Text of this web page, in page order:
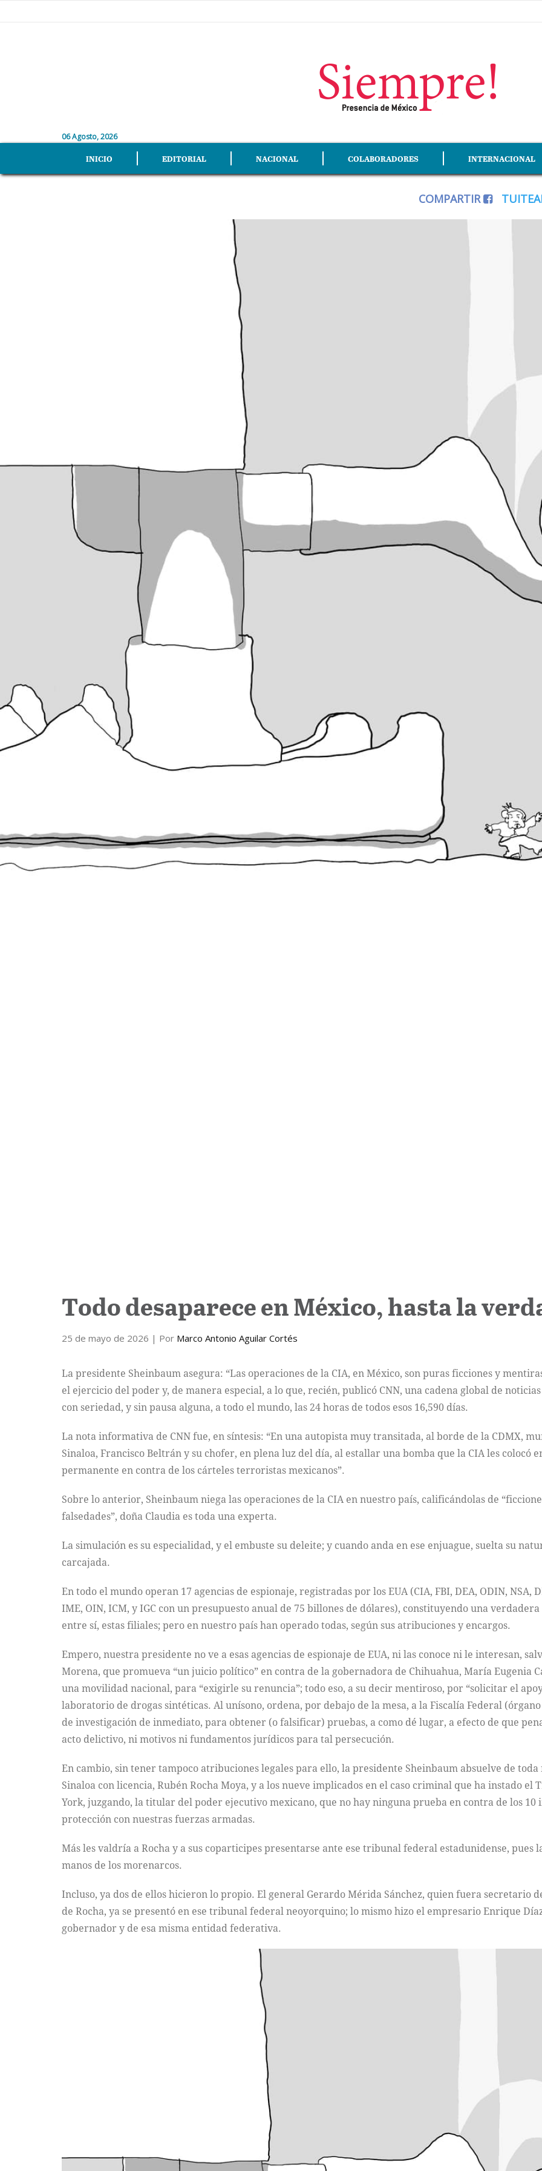
06 Agosto, 2026
INICIO EDITORIAL NACIONAL COLABORADORES INTERNACIONAL
COMPARTIR
Todo desaparece en México, hasta la
25 de mayo de 2026 | Por Marco Antonio Aguilar Cortés
La presidente Sheinbaum asegura: “Las operaciones de la CIA, en México, son puras ficciones y
el ejercicio del poder y, de manera especial, a lo que, recién, publicó CNN, una cadena global de
con seriedad, y sin pausa alguna, a todo el mundo, las 24 horas de todos esos 16,590 días.
La nota informativa de CNN fue, en síntesis: “En una autopista muy transitada, al borde de la CDMX,
Sinaloa, Francisco Beltrán y su chofer, en plena luz del día, al estallar una bomba que la CIA les colocó
permanente en contra de los cárteles terroristas mexicanos”.
Sobre lo anterior, Sheinbaum niega las operaciones de la CIA en nuestro país, calificándolas de
falsedades”, doña Claudia es toda una experta.
La simulación es su especialidad, y el embuste su deleite; y cuando anda en ese enjuague, suelta su
carcajada.
En todo el mundo operan 17 agencias de espionaje, registradas por los EUA (CIA, FBI, DEA, ODIN, NSA,
IME, OIN, ICM, y IGC con un presupuesto anual de 75 billones de dólares), constituyendo una
entre sí, estas filiales; pero en nuestro país han operado todas, según sus atribuciones y encargos.
Empero, nuestra presidente no ve a esas agencias de espionaje de EUA, ni las conoce ni le interesan,
Morena, que promueva “un juicio político” en contra de la gobernadora de Chihuahua, María Eugenia
una movilidad nacional, para “exigirle su renuncia”; todo eso, a su decir mentiroso, por “solicitar el
laboratorio de drogas sintéticas. Al unísono, ordena, por debajo de la mesa, a la Fiscalía Federal
de investigación de inmediato, para obtener (o falsificar) pruebas, a como dé lugar, a efecto de que
acto delictivo, ni motivos ni fundamentos jurídicos para tal persecución.
En cambio, sin tener tampoco atribuciones legales para ello, la presidente Sheinbaum absuelve de
Sinaloa con licencia, Rubén Rocha Moya, y a los nueve implicados en el caso criminal que ha instado
York, juzgando, la titular del poder ejecutivo mexicano, que no hay ninguna prueba en contra de los 10
protección con nuestras fuerzas armadas.
Más les valdría a Rocha y a sus coparticipes presentarse ante ese tribunal federal estadunidense, pues
manos de los morenarcos.
Incluso, ya dos de ellos hicieron lo propio. El general Gerardo Mérida Sánchez, quien fuera secretario
de Rocha, ya se presentó en ese tribunal federal neoyorquino; lo mismo hizo el empresario Enrique
gobernador y de esa misma entidad federativa.